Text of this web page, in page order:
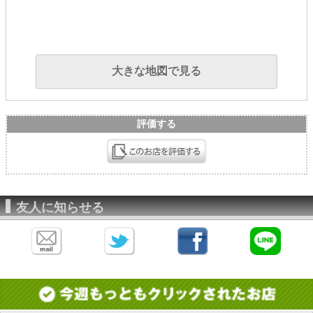
大きな地図で見る
評価する
友人に知らせる